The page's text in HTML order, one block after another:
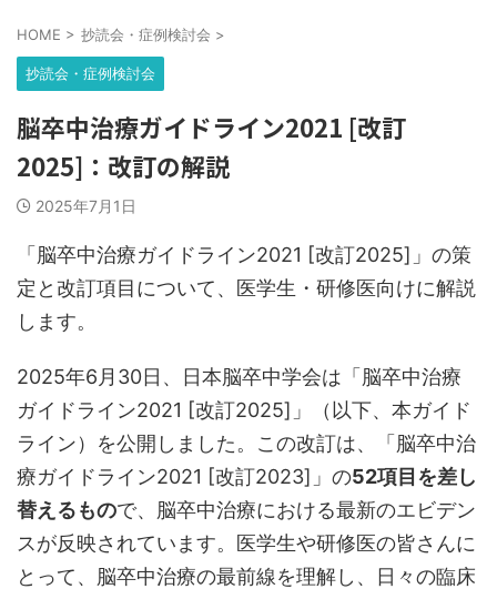
HOME > 抄読会・症例検討会 >
抄読会・症例検討会
脳卒中治療ガイドライン2021 [改訂
2025]：改訂の解説
2025年7月1日
「脳卒中治療ガイドライン2021 [改訂2025]」の策
定と改訂項目について、医学生・研修医向けに解説
します。
2025年6月30日、日本脳卒中学会は「脳卒中治療
ガイドライン2021 [改訂2025]」（以下、本ガイド
ライン）を公開しました。この改訂は、「脳卒中治
療ガイドライン2021 [改訂2023]」の52項目を差し
替えるもので、脳卒中治療における最新のエビデン
スが反映されています。医学生や研修医の皆さんに
とって、脳卒中治療の最前線を理解し、日々の臨床